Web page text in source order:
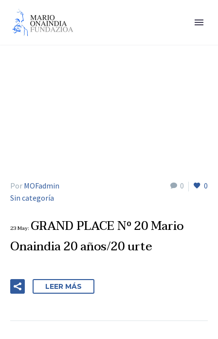
0 0
Por MOFadmin
Sin categoría
23 May: GRAND PLACE Nº 20 Mario
Onaindia 20 años/20 urte
LEER MÁS